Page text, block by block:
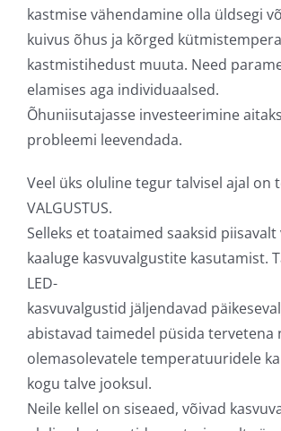
kastmise vähendamine olla üldsegi
kuivus õhus ja kõrged
kastmistihedust muuta. Need
elamises aga individuaalsed.
Õhuniisutajasse investeerimine
probleemi leevendada.
Veel üks oluline tegur talvisel ajal on
VALGUSTUS.
Selleks et toataimed saaksid piisavalt
kaaluge kasvuvalgustite kasutamist.
LED-
kasvuvalgustid jäljendavad
abistavad taimedel püsida tervetena
olemasolevatele temperatuuridele
kogu talve jooksul.
Neile kellel on siseaed, võivad